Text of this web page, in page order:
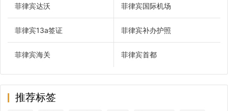
菲律宾达沃 菲律宾国际机场
菲律宾13a签证 菲律宾补办护照
菲律宾海关 菲律宾首都
推荐标签